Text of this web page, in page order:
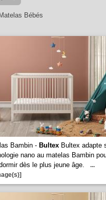
Bébés
Bambin - BultexBultex adapte
nano au matelas Bambin
dès le plus jeune âge.
...